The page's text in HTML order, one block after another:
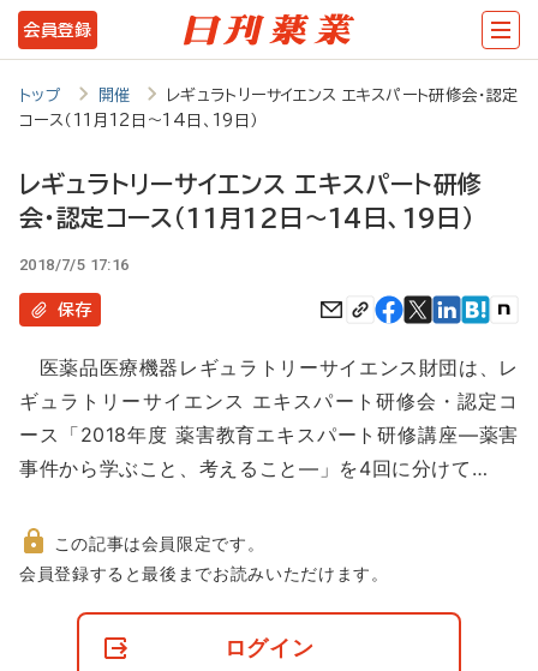
メ
イ
テ
ツ
に
動
会員登録
トップ 開催
レギュラトリーサイエンス エキスパート研修会・認定
コース（11月12日～14日、19日）
レギュラトリーサイエンス エキスパート研修
会・認定コース（11月12日～14日、19日）
2018/7/5 17:16
保存
医薬品医療機器レギュラトリーサイエンス財団は、レ
ギュラトリーサイエンス エキスパート研修会・認定コ
ース「2018年度 薬害教育エキスパート研修講座―薬害
事件から学ぶこと、考えること―」を4回に分けて…
非
この記事は会員限定です。
会員登録すると最後までお読みいただけます。
ログイン